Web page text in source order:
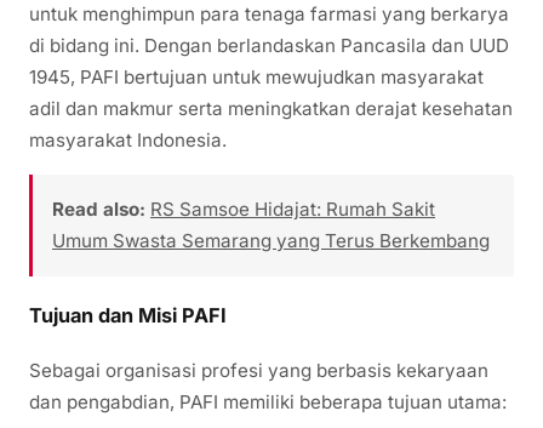
untuk menghimpun para tenaga farmasi yang berkarya
di bidang ini. Dengan berlandaskan Pancasila dan UUD
1945, PAFI bertujuan untuk mewujudkan masyarakat
adil dan makmur serta meningkatkan derajat kesehatan
masyarakat Indonesia.
Read also: RS Samsoe Hidajat: Rumah Sakit
Umum Swasta Semarang yang Terus Berkembang
Tujuan dan Misi PAFI
Sebagai organisasi profesi yang berbasis kekaryaan
dan pengabdian, PAFI memiliki beberapa tujuan utama: